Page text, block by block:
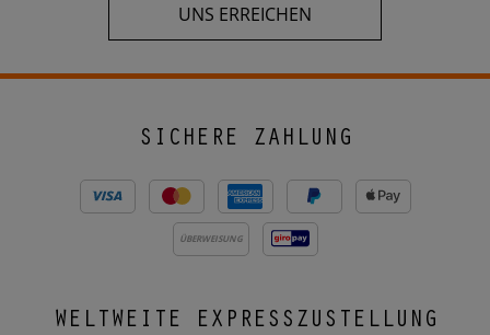
UNS ERREICHEN
SICHERE ZAHLUNG
ÜBERWEISUNG
WELTWEITE EXPRESSZUSTELLUNG